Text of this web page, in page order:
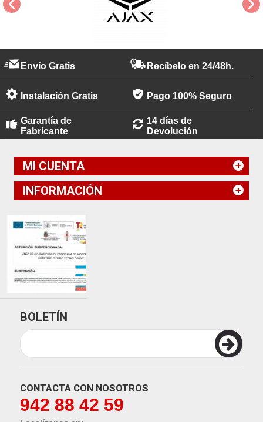
Envío Gratis Recíbelo en 24/48h.
Instalación Gratis Pago 100% Seguro
Garantía de
Fabricante
14 días de
Devolución
MI CUENTA
INFORMACIÓN
BOLETÍN
CONTACTA CON NOSOTROS
942 88 42 59